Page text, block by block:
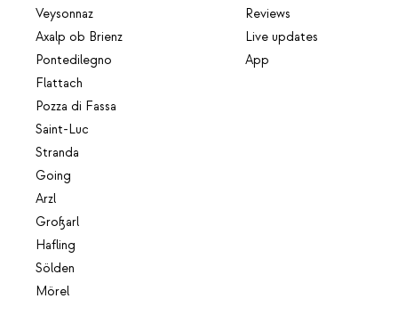
Veysonnaz
Axalp ob Brienz
Pontedilegno
Flattach
Pozza di Fassa
Saint-Luc
Stranda
Going
Arzl
Großarl
Hafling
Sölden
Mörel
Reviews
Live updates
App